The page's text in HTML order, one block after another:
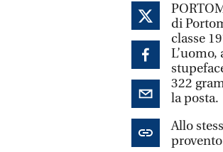
di
classe
322
la posta.
Allo